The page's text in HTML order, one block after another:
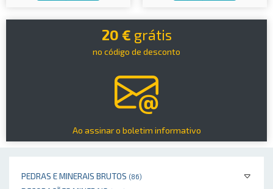
PEDRAS E MINERAIS BRUTOS (86)
20 € grátis
no código de desconto
Ao assinar o boletim informativo